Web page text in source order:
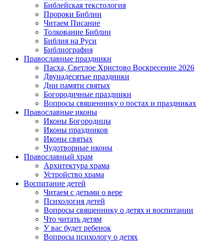
Библейская текстология
Пророки Библии
Читаем Писание
Толкование Библии
Библия на Руси
Библиография
Православные праздники
Пасха, Светлое Христово Воскресение 2026
Двунадесятые праздники
Дни памяти святых
Богородичные праздники
Вопросы священнику о постах и праздниках
Православные иконы
Иконы Богородицы
Иконы праздников
Иконы святых
Чудотворные иконы
Православный храм
Архитектура храма
Устройство храма
Воспитание детей
Читаем с детьми о вере
Психология детей
Вопросы священнику о детях и воспитании
Что читать детям
У вас будет ребенок
Вопросы психологу о детях